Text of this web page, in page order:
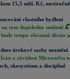
15,5 mld. Kč,
vlastního bydlení
tom dopoledne smíšeně
tempo obranné divize
úrokové sazby nezmění
a závislost Microsoftu
ekosystému a disciplíně